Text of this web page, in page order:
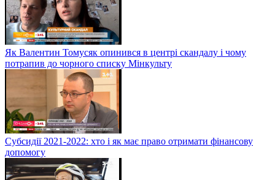
Як Валентин Томусяк опинився в центрі скандалу і чому
потрапив до чорного списку Мінкульту
Субсидії 2021-2022: хто і як має право отримати фінансову
допомогу